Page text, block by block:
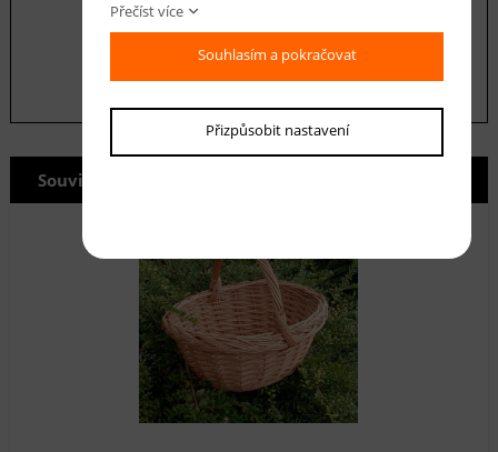
odeslat
Související produkty
Přečíst více
Souhlasím a pokračovat
Přizpůsobit nastavení